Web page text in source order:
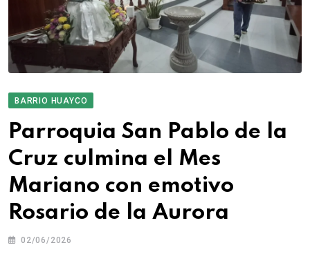
BARRIO HUAYCO
Parroquia San Pablo de la
Cruz culmina el Mes
Mariano con emotivo
Rosario de la Aurora
02/06/2026